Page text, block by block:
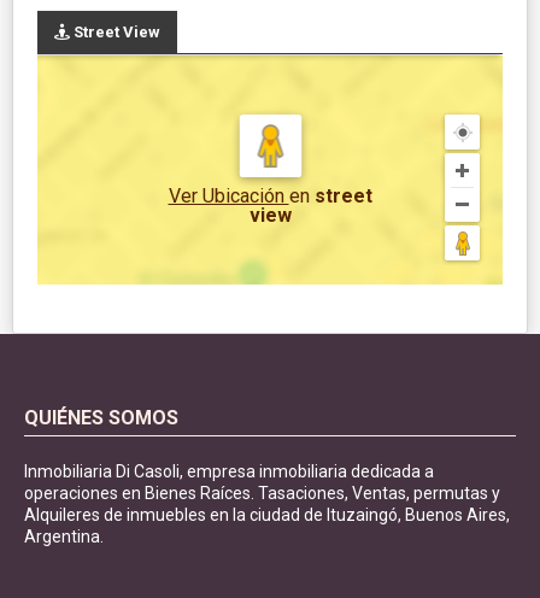
Street View
Ver Ubicación en street
view
QUIÉNES SOMOS
Inmobiliaria Di Casoli, empresa inmobiliaria dedicada a
operaciones en Bienes Raíces. Tasaciones, Ventas, permutas y
Alquileres de inmuebles en la ciudad de Ituzaingó, Buenos Aires,
Argentina.